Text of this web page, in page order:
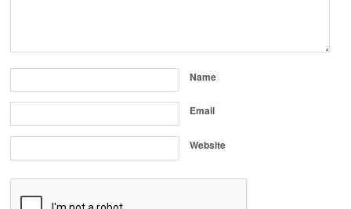
Name
Email
Website